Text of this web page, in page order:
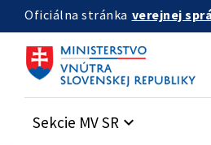
Preskocit na hlavný obsah
Oficiálna stránka verejnej
Sekcie MV SR keyboard_arrow_down